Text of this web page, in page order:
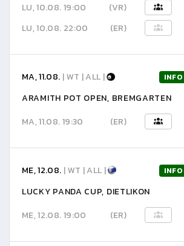
LU, 10.08. 19:00
(VR)
LU, 10.08. 22:00
(ER)
MA, 11.08. | WT | ALL |
ARAMITH POT OPEN, BREMGARTEN
MA, 11.08. 19:30
(ER)
ME, 12.08. | WT | ALL |
LUCKY PANDA CUP, DIETLIKON
ME, 12.08. 19:00
(ER)